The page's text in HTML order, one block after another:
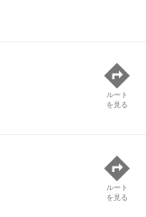
ルート
を見る
ルート
を見る